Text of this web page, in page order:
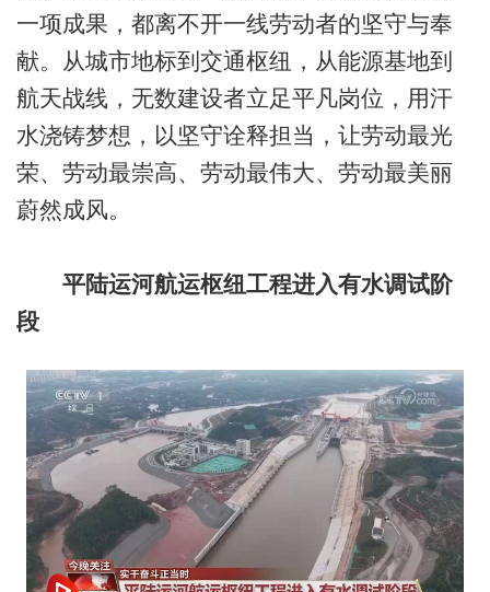
一项成果，都离不开一线劳动者的坚守与奉
献。从城市地标到交通枢纽，从能源基地到
航天战线，无数建设者立足平凡岗位，用汗
水浇铸梦想，以坚守诠释担当，让劳动最光
荣、劳动最崇高、劳动最伟大、劳动最美丽
蔚然成风。
平陆运河航运枢纽工程进入有水调试阶
段